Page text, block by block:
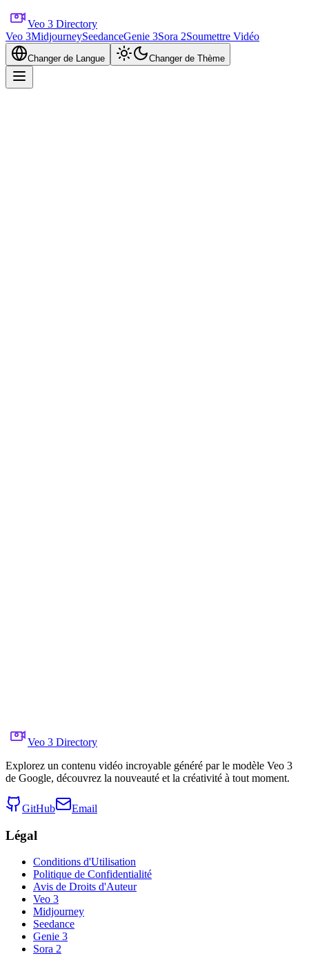
Veo 3 Directory
Veo 3MidjourneySeedanceGenie 3Sora 2Soumettre Vidéo
Changer de Langue Changer de Thème
Tim Rocktäschel
Veo 3 Directory
Explorez un contenu vidéo incroyable généré par le modèle Veo 3
de Google, découvrez la nouveauté et la créativité à tout moment.
GitHub Email
Légal
Conditions d'Utilisation
Politique de Confidentialité
Avis de Droits d'Auteur
Veo 3
Midjourney
Seedance
Genie 3
Sora 2